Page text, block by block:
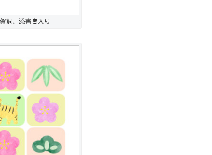
詞、添書き入り